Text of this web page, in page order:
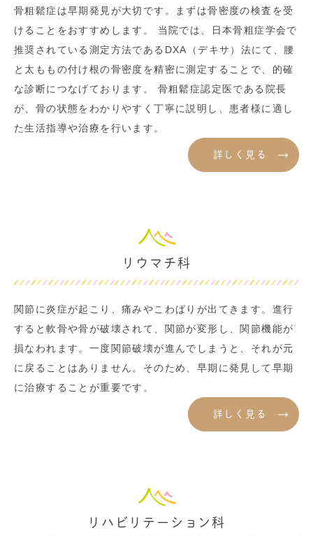
骨粗鬆症は早期発見が大切です。まずは骨密度の検査を受
けることをおすすめします。 当院では、日本骨粗症学会で
推奨されている測定方法であるDXA（デキサ）法にて、腰
と太ももの付け根の骨密度を精密に測定することで、的確
な診断につなげております。 骨粗鬆症認定医である院長
が、骨の状態をわかりやすく丁寧に説明し、患者様に適し
た生活指導や治療を行います。
詳しく見る
リウマチ科
関節に炎症が起こり、痛みやこわばりが出てきます。進行
すると軟骨や骨が破壊されて、関節が変形し、関節機能が
損なわれます。一度関節破壊が進んでしまうと、それが元
に戻ることはありません。そのため、早期に発見して早期
に治療することが重要です。
詳しく見る
リハビリテーション科